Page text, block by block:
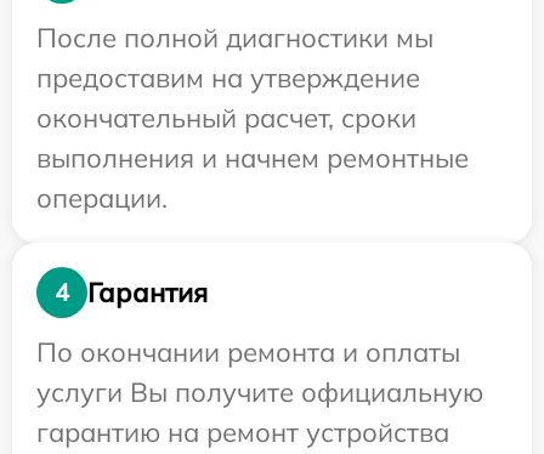
После полной диагностики мы
предоставим на утверждение
окончательный расчет, сроки
выполнения и начнем ремонтные
операции.
4
Гарантия
По окончании ремонта и оплаты
услуги Вы получите официальную
гарантию на ремонт устройства